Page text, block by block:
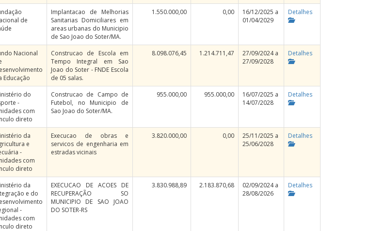
de
Implantacao de Melhorias
Sanitarias Domiciliares em
areas urbanas do Municipio
de Sao Joao do Soter/MA.
1.550.000,00 0,00
16/12/2025 a
01/04/2029
Detalhes
Nacional
Educação
Construcao de Escola em
Tempo Integral em Sao
Joao do Soter - FNDE Escola
de 05 salas.
8.098.076,45 1.214.711,47
27/09/2024 a
27/09/2028
Detalhes
do
-
com
direto
Construcao de Campo de
Futebol, no Municipio de
Sao Joao do Soter/MA.
955.000,00 955.000,00
16/07/2025 a
14/07/2028
Detalhes
da
e
-
com
direto
Execucao de obras e
servicos de engenharia em
estradas vicinais
3.820.000,00 0,00
25/11/2025 a
25/06/2028
Detalhes
da
e do
-
com
direto
EXECUCAO DE ACOES DE
RECUPERAÇÃO SO
MUNICIPIO DE SAO JOAO
DO SOTER-RS
3.830.988,89 2.183.870,68
02/09/2024 a
28/08/2026
Detalhes